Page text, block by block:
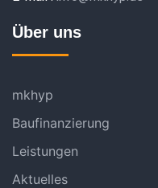
Über uns
mkhyp
Baufinanzierung
Leistungen
Aktuelles